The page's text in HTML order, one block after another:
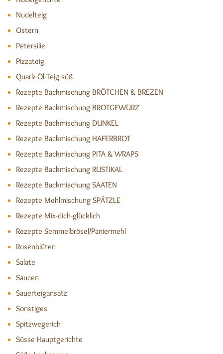
Nudelteig
Ostern
Petersilie
Pizzateig
Quark-Öl-Teig süß
Rezepte Backmischung BRÖTCHEN & BREZEN
Rezepte Backmischung BROTGEWÜRZ
Rezepte Backmischung DUNKEL
Rezepte Backmischung HAFERBROT
Rezepte Backmischung PITA & WRAPS
Rezepte Backmischung RUSTIKAL
Rezepte Backmischung SAATEN
Rezepte Mehlmischung SPÄTZLE
Rezepte Mix-dich-glücklich
Rezepte Semmelbrösel/Paniermehl
Rosenblüten
Salate
Saucen
Sauerteigansatz
Sonstiges
Spitzwegerich
Süsse Hauptgerichte